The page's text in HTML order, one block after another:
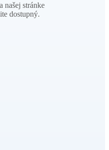
našej stránke
dostupný.